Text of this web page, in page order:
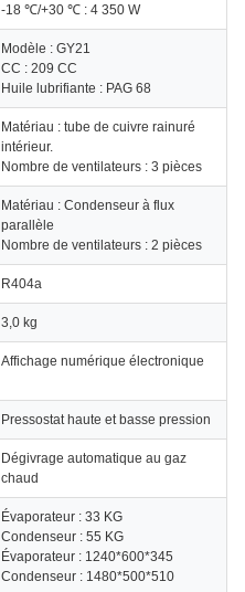
-18 ℃/+30 ℃ : 4 350 W
Modèle : GY21
CC : 209 CC
Huile lubrifiante : PAG 68
Matériau : tube de cuivre rainuré
intérieur.
Nombre de ventilateurs : 3 pièces
Matériau : Condenseur à flux
parallèle
Nombre de ventilateurs : 2 pièces
R404a
3,0 kg
Affichage numérique électronique
Pressostat haute et basse pression
Dégivrage automatique au gaz
chaud
Évaporateur : 33 KG
Condenseur : 55 KG
Évaporateur : 1240*600*345
Condenseur : 1480*500*510